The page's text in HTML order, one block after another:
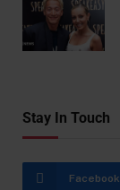
Stay In Touch
Facebook